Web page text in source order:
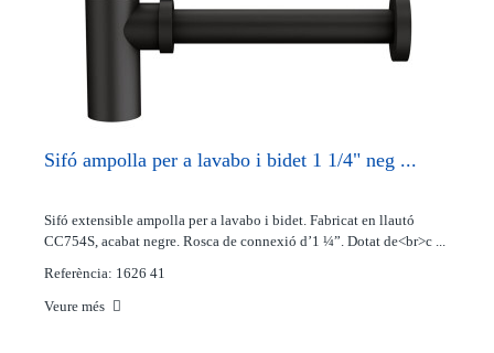
Sifó ampolla per a lavabo i bidet 1 1/4" neg ...
Sifó extensible ampolla per a lavabo i bidet. Fabricat en llautó
CC754S, acabat negre. Rosca de connexió d’1 ¼”. Dotat de<br>c ...
Referència: 1626 41
Veure més